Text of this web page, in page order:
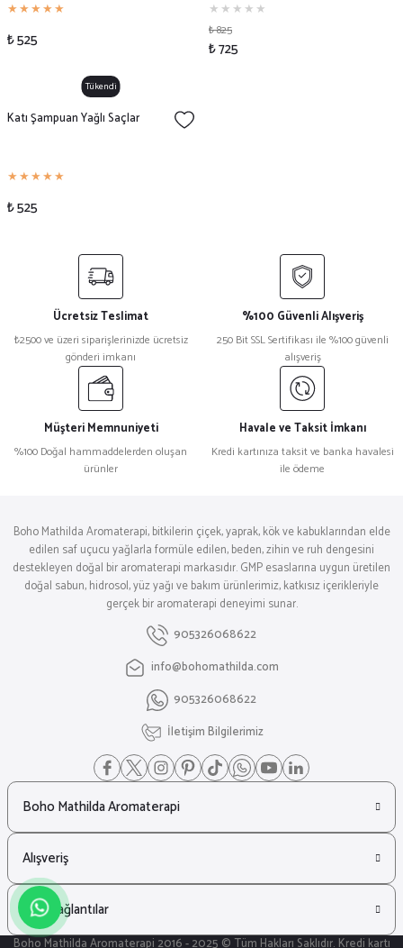
₺ 525 ₺ 825
₺ 725
Tükendi
Katı Şampuan Yağlı Saçlar
₺ 525
Ücretsiz Teslimat
₺2500 ve üzeri siparişlerinizde ücretsiz
gönderi imkanı
%100 Güvenli Alışveriş
250 Bit SSL Sertifikası ile %100 güvenli
alışveriş
Müşteri Memnuniyeti
%100 Doğal hammaddelerden oluşan
ürünler
Havale ve Taksit İmkanı
Kredi kartınıza taksit ve banka havalesi
ile ödeme
Boho Mathilda Aromaterapi, bitkilerin çiçek, yaprak, kök ve kabuklarından elde
edilen saf uçucu yağlarla formüle edilen, beden, zihin ve ruh dengesini
destekleyen doğal bir aromaterapi markasıdır. GMP esaslarına uygun üretilen
doğal sabun, hidrosol, yüz yağı ve bakım ürünlerimiz, katkısız içerikleriyle
gerçek bir aromaterapi deneyimi sunar.
905326068622
info@bohomathilda.com
905326068622
İletişim Bilgilerimiz
Boho Mathilda Aromaterapi
Alışveriş
Hızlı Bağlantılar